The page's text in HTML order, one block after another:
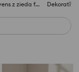
Spilvens z zieda formu